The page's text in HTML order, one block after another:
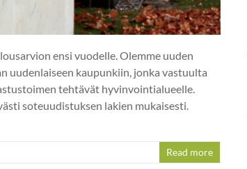
ensi vuodelle. Olemme uuden
uudenlaiseen kaupunkiin, jonka vastuulta
tehtävät hyvinvointialueelle.
soteuudistuksen lakien mukaisesti.
Read more